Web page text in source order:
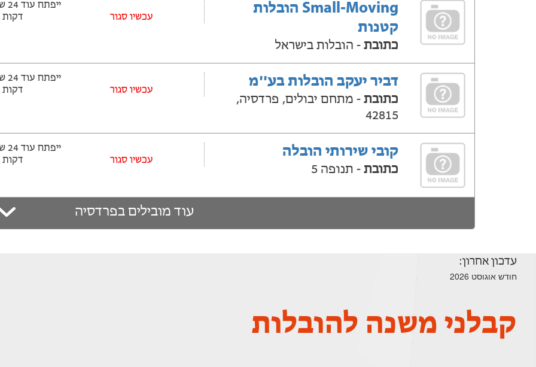
Small-Moving הובלות
קטנות
כתובת - הובלות בישראל
עכשיו סגור דקות
דביר יעקב הובלות בע''מ
כתובת - מתחם יבולים, פרדסיה,
42815
עכשיו סגור דקות
קובי שירותי הובלה
כתובת - תנופה 5
עכשיו סגור דקות
עוד מובילים בפרדסיה
עדכון אחרון:
חודש אוגוסט 2026
קבלני משנה להובלות